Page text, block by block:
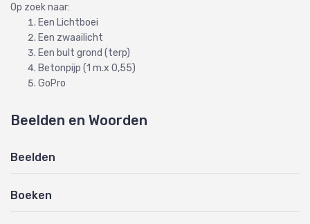
Op zoek naar:
Een Lichtboei
Een zwaailicht
Een bult grond (terp)
Betonpijp (1 m.x 0,55)
GoPro
Beelden en Woorden
Beelden
Boeken